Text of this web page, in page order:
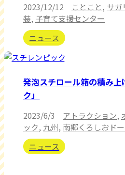
2023/12/12 ことこと , サガ
装, 子育て支援センター
ニュース
発泡スチロール箱の積み
ク」
2023/6/3 アトラクション,
ック, 九州, 南郷くろしおド
ニュース